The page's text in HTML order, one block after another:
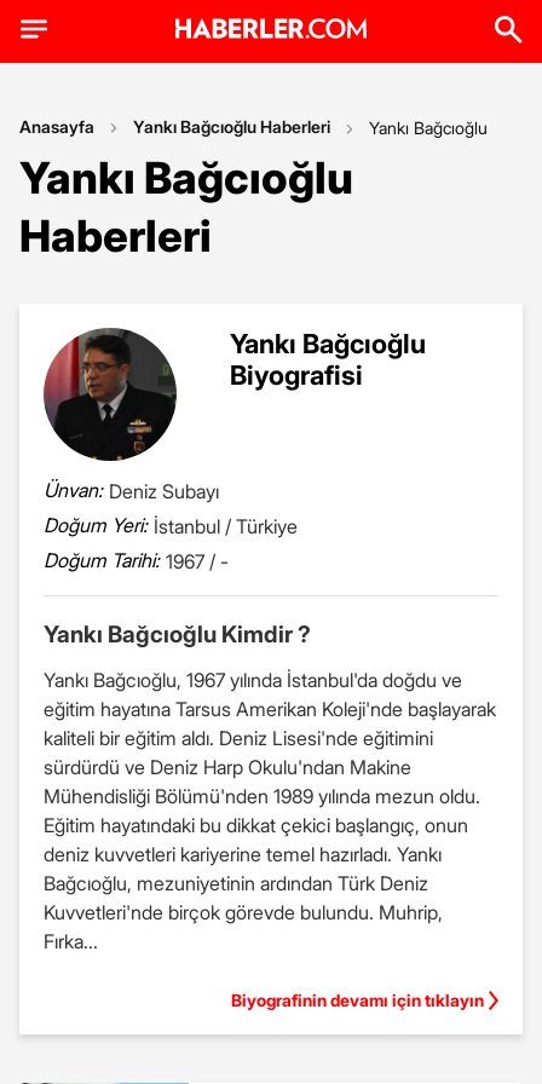
Anasayfa Yankı Bağcıoğlu Haberleri Yankı Bağcıoğlu
Yankı Bağcıoğlu
Haberleri
Yankı Bağcıoğlu
Biyografisi
Ünvan: Deniz Subayı
Doğum Yeri: İstanbul / Türkiye
Doğum Tarihi: 1967 / -
Yankı Bağcıoğlu Kimdir ?
Yankı Bağcıoğlu, 1967 yılında İstanbul'da doğdu ve
eğitim hayatına Tarsus Amerikan Koleji'nde başlayarak
kaliteli bir eğitim aldı. Deniz Lisesi'nde eğitimini
sürdürdü ve Deniz Harp Okulu'ndan Makine
Mühendisliği Bölümü'nden 1989 yılında mezun oldu.
Eğitim hayatındaki bu dikkat çekici başlangıç, onun
deniz kuvvetleri kariyerine temel hazırladı. Yankı
Bağcıoğlu, mezuniyetinin ardından Türk Deniz
Kuvvetleri'nde birçok görevde bulundu. Muhrip,
Fırka...
Biyografinin devamı için tıklayın